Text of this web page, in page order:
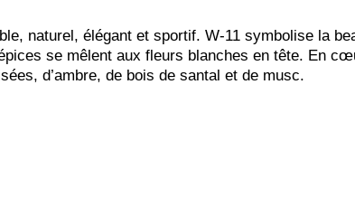
naturel, élégant et sportif. W-11 symbolise la
se mêlent aux fleurs blanches en tête. En
d’ambre, de bois de santal et de musc.